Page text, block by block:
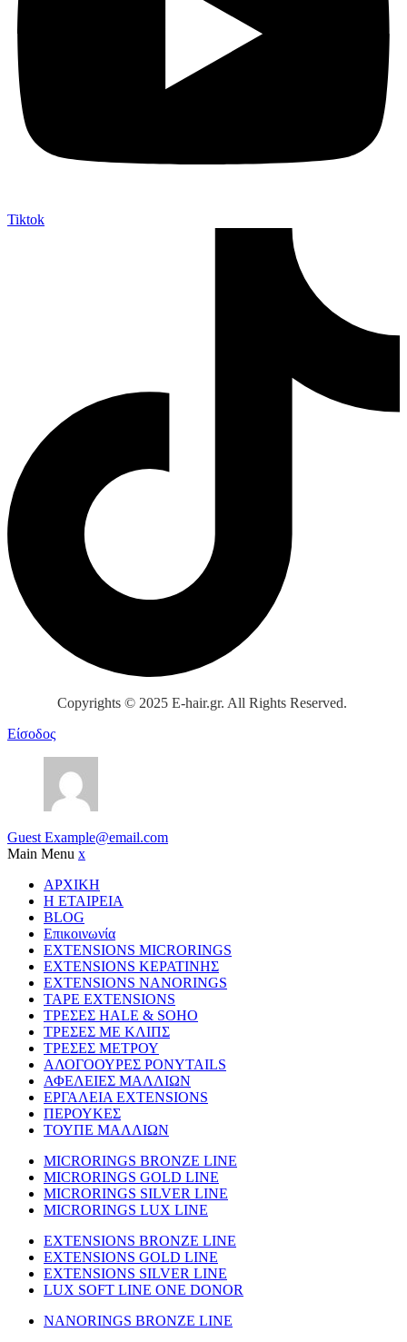
Tiktok
Copyrights © 2025 E-hair.gr. All Rights Reserved.
Είσοδος
Guest Example@email.com
Main Menu x
ΑΡΧΙΚΗ
Η ΕΤΑΙΡΕΙΑ
BLOG
Επικοινωνία
EXTENSIONS MICRORINGS
EXTENSIONS ΚΕΡΑΤΙΝΗΣ
EXTENSIONS NANORINGS
TAPE EXTENSIONS
ΤΡΕΣΕΣ HALE & SOHO
ΤΡΕΣΕΣ ΜΕ ΚΛΙΠΣ
ΤΡΕΣΕΣ ΜΕΤΡΟΥ
ΑΛΟΓΟΟΥΡΕΣ PONYTAILS
ΑΦΕΛΕΙΕΣ ΜΑΛΛΙΩΝ
ΕΡΓΑΛΕΙΑ EXTENSIONS
ΠΕΡΟΥΚΕΣ
ΤΟΥΠΕ ΜΑΛΛΙΩΝ
MICRORINGS BRONZE LINE
MICRORINGS GOLD LINE
MICRORINGS SILVER LINE
MICRORINGS LUX LINE
EXTENSIONS BRONZE LINE
EXTENSIONS GOLD LINE
EXTENSIONS SILVER LINE
LUX SOFT LINE ONE DONOR
NANORINGS BRONZE LINE